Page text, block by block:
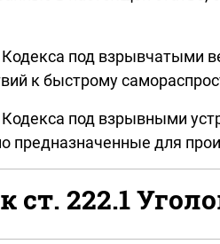
под
к быстрому
Кодекса под взрывными
для
222.1